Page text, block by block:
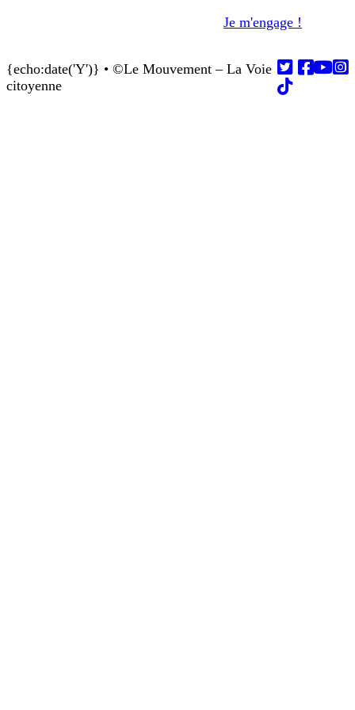
Je m'engage !
{echo:date('Y')} • ©Le Mouvement – La Voie
citoyenne
Follow us on
Follow us on
Follow us on
Follow us on
Follow us